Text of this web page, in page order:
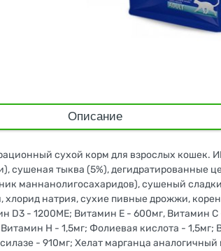
Описание
сухой корм для взрослых кошек.
сушеная тыква (5%), дегидратированные
маннанолигосахаридов), сушеный
хлорид натрия, сухие пивные дрожжи,
D3 - 1200МЕ; Витамин Е - 600мг, Витамин
Н - 1,5мг; Фолиевая кислота -
- 910мг; Хелат марганца